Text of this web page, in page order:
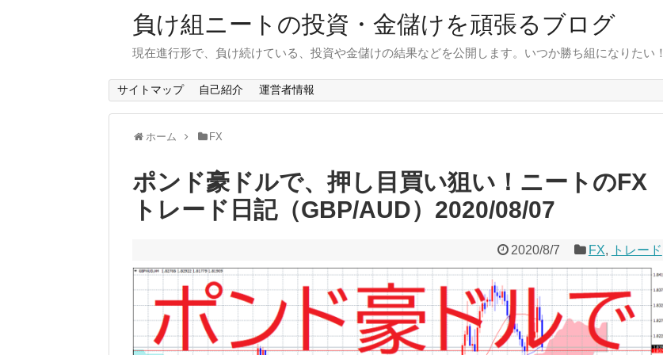
負け組ニートの投資・金儲けを頑張るブログ
現在進行形で、負け続けている、投資や金儲けの結果などを公開します。いつか勝ち組になりたい！
サイトマップ 自己紹介 運営者情報
ホーム FX
ポンド豪ドルで、押し目買い狙い！ニートのFX
トレード日記（GBP/AUD）2020/08/07
2020/8/7 FX, トレード